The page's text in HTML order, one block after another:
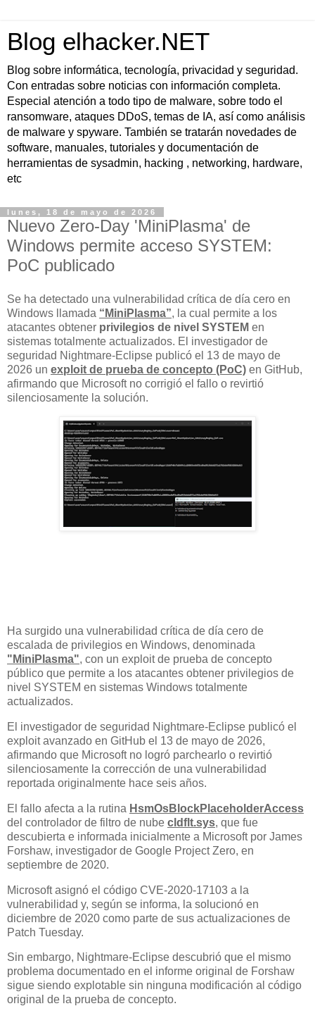
Blog elhacker.NET
Blog sobre informática, tecnología, privacidad y seguridad.
Con entradas sobre noticias con información completa.
Especial atención a todo tipo de malware, sobre todo el
ransomware, ataques DDoS, temas de IA, así como análisis
de malware y spyware. También se tratarán novedades de
software, manuales, tutoriales y documentación de
herramientas de sysadmin, hacking , networking, hardware,
etc
lunes, 18 de mayo de 2026
Nuevo Zero-Day 'MiniPlasma' de
Windows permite acceso SYSTEM:
PoC publicado
Se ha detectado una vulnerabilidad crítica de día cero en
Windows llamada “MiniPlasma”, la cual permite a los
atacantes obtener privilegios de nivel SYSTEM en
sistemas totalmente actualizados. El investigador de
seguridad Nightmare-Eclipse publicó el 13 de mayo de
2026 un exploit de prueba de concepto (PoC) en GitHub,
afirmando que Microsoft no corrigió el fallo o revirtió
silenciosamente la solución.
Ha surgido una vulnerabilidad crítica de día cero de
escalada de privilegios en Windows, denominada
"MiniPlasma", con un exploit de prueba de concepto
público que permite a los atacantes obtener privilegios de
nivel SYSTEM en sistemas Windows totalmente
actualizados.
El investigador de seguridad Nightmare-Eclipse publicó el
exploit avanzado en GitHub el 13 de mayo de 2026,
afirmando que Microsoft no logró parchearlo o revirtió
silenciosamente la corrección de una vulnerabilidad
reportada originalmente hace seis años.
El fallo afecta a la rutina HsmOsBlockPlaceholderAccess
del controlador de filtro de nube cldflt.sys, que fue
descubierta e informada inicialmente a Microsoft por James
Forshaw, investigador de Google Project Zero, en
septiembre de 2020.
Microsoft asignó el código CVE-2020-17103 a la
vulnerabilidad y, según se informa, la solucionó en
diciembre de 2020 como parte de sus actualizaciones de
Patch Tuesday.
Sin embargo, Nightmare-Eclipse descubrió que el mismo
problema documentado en el informe original de Forshaw
sigue siendo explotable sin ninguna modificación al código
original de la prueba de concepto.